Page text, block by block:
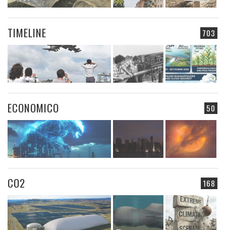
703
TIMELINE
50
ECONOMICO
168
CO2